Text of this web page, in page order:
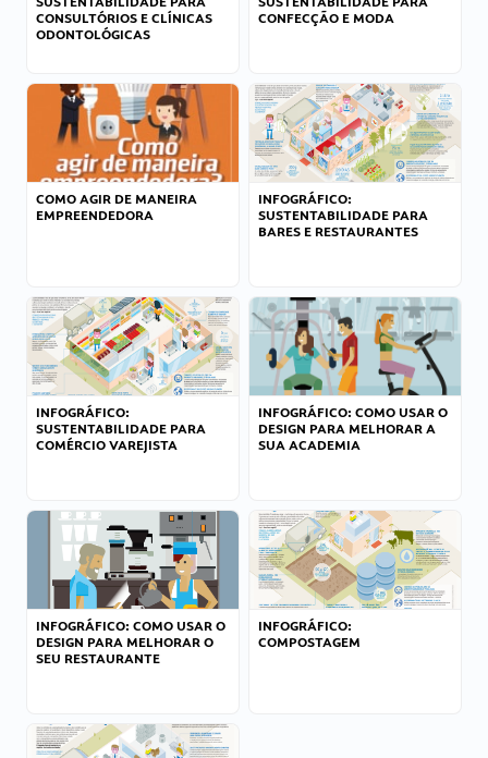
CONSULTÓRIOS E CLÍNICAS
ODONTOLÓGICAS
CONFECÇÃO E MODA
COMO AGIR DE MANEIRA
EMPREENDEDORA
INFOGRÁFICO:
SUSTENTABILIDADE PARA
BARES E RESTAURANTES
INFOGRÁFICO:
SUSTENTABILIDADE PARA
COMÉRCIO VAREJISTA
INFOGRÁFICO: COMO USAR O
DESIGN PARA MELHORAR A
SUA ACADEMIA
INFOGRÁFICO: COMO USAR O
DESIGN PARA MELHORAR O
SEU RESTAURANTE
INFOGRÁFICO:
COMPOSTAGEM